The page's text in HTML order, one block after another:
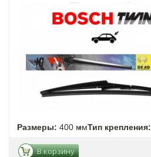
Размеры: 400 ммТип крепления:
В корзину